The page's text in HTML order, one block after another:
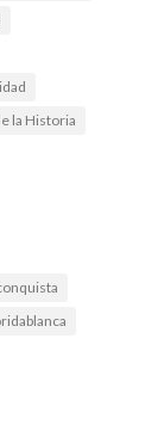
la Historia